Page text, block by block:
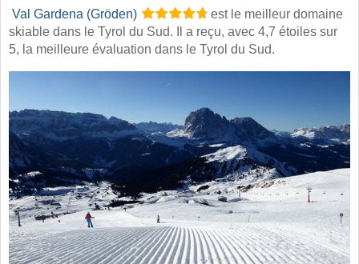
Val Gardena (Gröden)
est le meilleur domaine
skiable dans le Tyrol du Sud. Il a reçu, avec 4,7 étoiles sur
5, la meilleure évaluation dans le Tyrol du Sud.